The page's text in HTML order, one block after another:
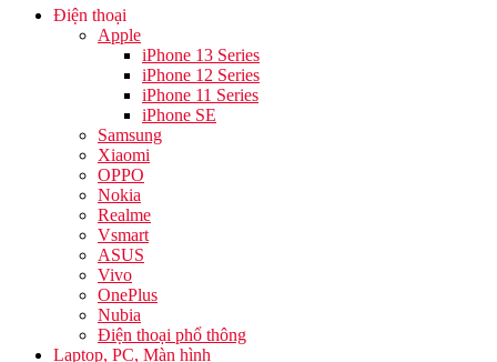
Điện thoại
Apple
iPhone 13 Series
iPhone 12 Series
iPhone 11 Series
iPhone SE
Samsung
Xiaomi
OPPO
Nokia
Realme
Vsmart
ASUS
Vivo
OnePlus
Nubia
Điện thoại phổ thông
Laptop, PC, Màn hình